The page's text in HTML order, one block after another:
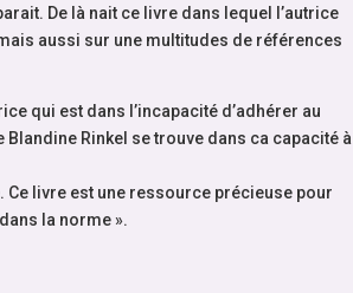
De là nait ce livre dans lequel l’autrice
aussi sur une multitudes de références
qui est dans l’incapacité d’adhérer au
Rinkel se trouve dans ca capacité à
Ce livre est une ressource précieuse pour
la norme ».